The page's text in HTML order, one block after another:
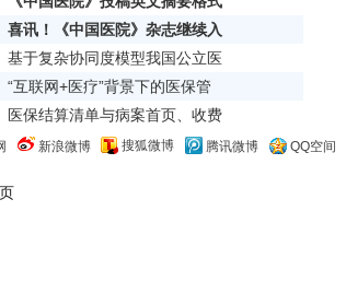
喜讯！《中国医院》杂志继续入
基于复杂协同度模型我国公立医
“互联网+医疗”背景下的医保管
医保结算清单与病案首页、收费
新浪微博 搜狐微博 腾讯微博 QQ空间